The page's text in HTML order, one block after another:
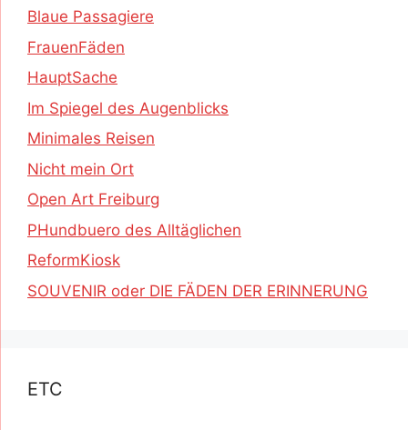
Blaue Passagiere
FrauenFäden
HauptSache
Im Spiegel des Augenblicks
Minimales Reisen
Nicht mein Ort
Open Art Freiburg
PHundbuero des Alltäglichen
ReformKiosk
SOUVENIR oder DIE FÄDEN DER ERINNERUNG
ETC